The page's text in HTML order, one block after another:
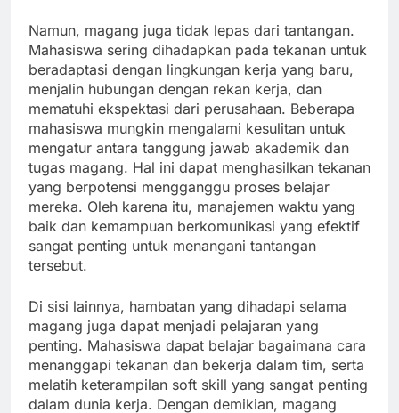
Namun, magang juga tidak lepas dari tantangan.
Mahasiswa sering dihadapkan pada tekanan untuk
beradaptasi dengan lingkungan kerja yang baru,
menjalin hubungan dengan rekan kerja, dan
mematuhi ekspektasi dari perusahaan. Beberapa
mahasiswa mungkin mengalami kesulitan untuk
mengatur antara tanggung jawab akademik dan
tugas magang. Hal ini dapat menghasilkan tekanan
yang berpotensi mengganggu proses belajar
mereka. Oleh karena itu, manajemen waktu yang
baik dan kemampuan berkomunikasi yang efektif
sangat penting untuk menangani tantangan
tersebut.
Di sisi lainnya, hambatan yang dihadapi selama
magang juga dapat menjadi pelajaran yang
penting. Mahasiswa dapat belajar bagaimana cara
menanggapi tekanan dan bekerja dalam tim, serta
melatih keterampilan soft skill yang sangat penting
dalam dunia kerja. Dengan demikian, magang